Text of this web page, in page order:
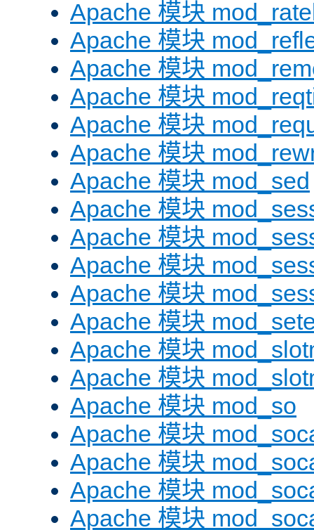
Apache 模块
Apache 模块
Apache 模块
Apache 模块
Apache 模块
Apache 模块
Apache 模块 mod_sed
Apache 模块
Apache 模块
Apache 模块
Apache 模块
Apache 模块
Apache 模块
Apache 模块
Apache 模块 mod_so
Apache 模块
Apache 模块
Apache 模块
Apache 模块